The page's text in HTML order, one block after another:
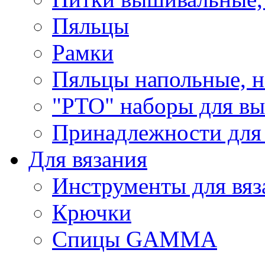
Пяльцы
Рамки
Пяльцы напольные,
"РТО" наборы для
Принадлежности
Для вязания
Инструменты для
Крючки
Спицы GAMMA